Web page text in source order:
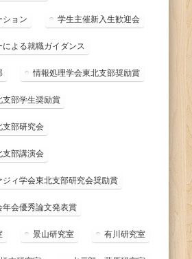
ション 学生主催新入生歓迎会
よる就職ガイダンス
情報処理学会東北支部奨励賞
支部学生奨励賞
支部研究会
支部講演会
ジィ学会東北支部研究会奨励賞
年会優秀論文発表賞
景山研究室 有川研究室